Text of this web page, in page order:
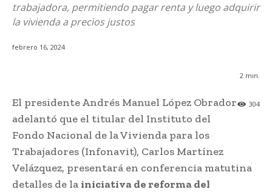
trabajadora, permitiendo pagar renta y luego adquirir
la vivienda a precios justos
febrero 16, 2024
2 min.
304
El presidente Andrés Manuel López Obrador
adelantó que el titular del Instituto del
Fondo Nacional de la Vivienda para los
Trabajadores (Infonavit), Carlos Martínez
Velázquez, presentará en conferencia matutina
detalles de la iniciativa de reforma del